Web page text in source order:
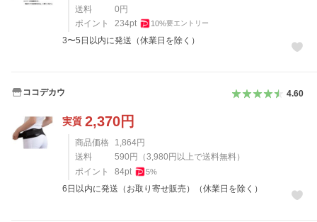
送料
0 円
ポイント
234pt 10%要エントリー
3〜5日以内に発送（休業日を除く）
ココデカウ 4.60
実質 2,370円
商品価格 1,864円
送料
590 円 （3,980 円以上で送料無料）
ポイント
84pt 5%
6日以内に発送（お取り寄せ販売）（休業日を除く）